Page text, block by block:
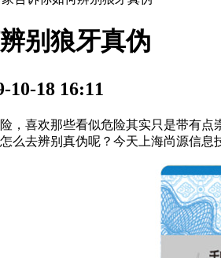
别狼牙真伪
18 16:11
，喜欢那些看似危险其实只是带有
么去辨别真伪呢？今天上海尚源信